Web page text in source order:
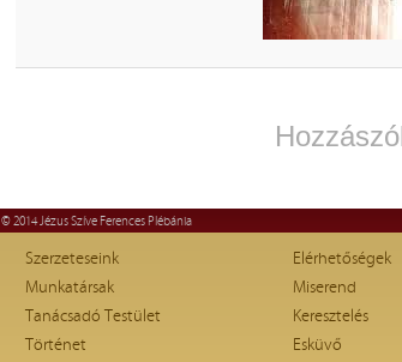
© 2014 Jézus Szíve Ferences Plébánia
Szerzeteseink
Munkatársak
Tanácsadó Testület
Történet
Elérhetőségek
Miserend
Keresztelés
Esküvő